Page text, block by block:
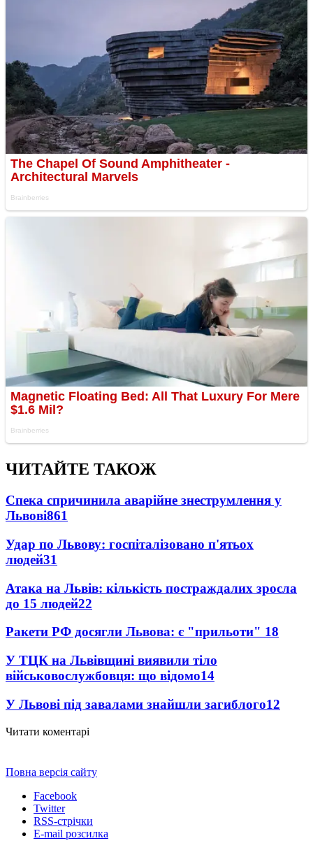
ЧИТАЙТЕ ТАКОЖ
Спека спричинила аварійне знеструмлення у
Львові861
Удар по Львову: госпіталізовано п'ятьох
людей31
Атака на Львів: кількість постраждалих зросла
до 15 людей22
Ракети РФ досягли Львова: є "прильоти" 18
У ТЦК на Львівщині виявили тіло
військовослужбовця: що відомо14
У Львові під завалами знайшли загиблого12
Читати коментарі
Повна версія сайту
Facebook
Twitter
RSS-стрічки
E-mail розсилка